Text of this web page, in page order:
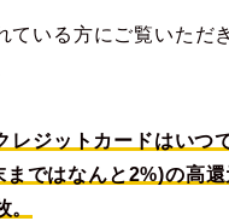
ている方にご覧いただ
ジットカードはいつ
ではなんと2%)の高還
。